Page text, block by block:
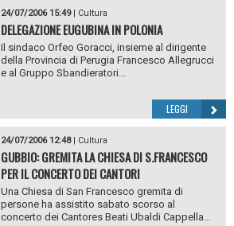
24/07/2006 15:49| Cultura
DELEGAZIONE EUGUBINA IN POLONIA
Il sindaco Orfeo Goracci, insieme al dirigente
della Provincia di Perugia Francesco Allegrucci
e al Gruppo Sbandieratori...
LEGGI
24/07/2006 12:48| Cultura
GUBBIO: GREMITA LA CHIESA DI S.FRANCESCO
PER IL CONCERTO DEI CANTORI
Una Chiesa di San Francesco gremita di
persone ha assistito sabato scorso al
concerto dei Cantores Beati Ubaldi Cappella...